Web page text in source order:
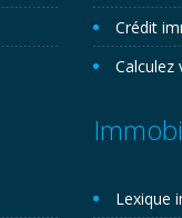
Crédit
Calculez
Lexique